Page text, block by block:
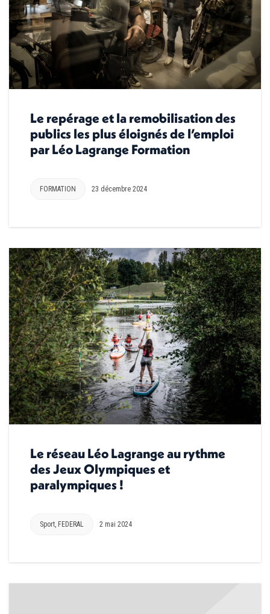
Le repérage et la remobilisation des
publics les plus éloignés de l’emploi
par Léo Lagrange Formation
FORMATION 23 décembre 2024
Le réseau Léo Lagrange au rythme
des Jeux Olympiques et
paralympiques !
Sport, FEDERAL 2 mai 2024